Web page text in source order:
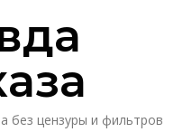
без цензуры и фильтров